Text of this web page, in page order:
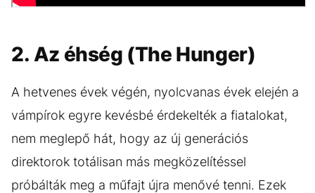
2. Az éhség (The Hunger)
A hetvenes évek végén, nyolcvanas évek elején a
vámpírok egyre kevésbé érdekelték a fiatalokat,
nem meglepő hát, hogy az új generációs
direktorok totálisan más megközelítéssel
próbálták meg a műfajt újra menővé tenni. Ezek